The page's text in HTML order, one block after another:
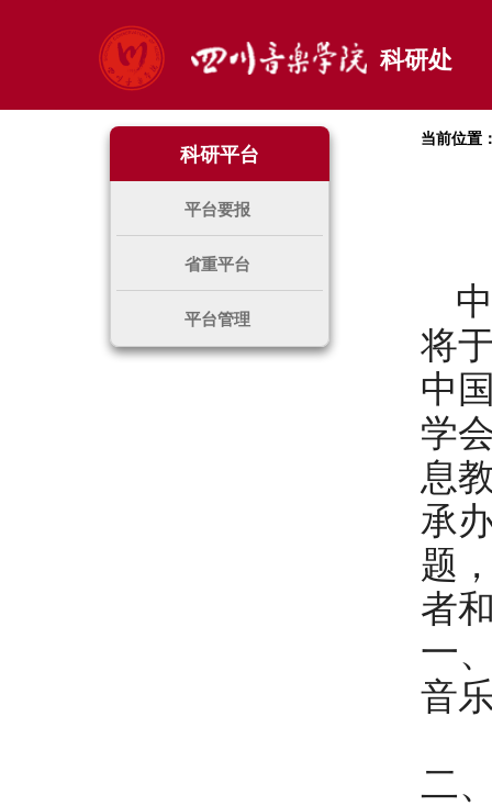
科研处
科研平台
平台要报
省重平台
平台管理
当前位置
将
中
学
息
承
题
者
一
音
二